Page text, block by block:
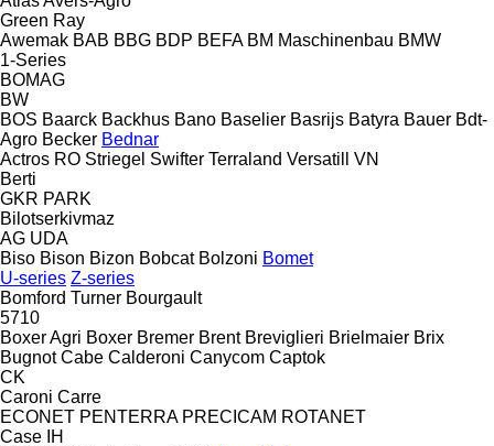
Green Ray
Awemak BAB BBG BDP BEFA BM Maschinenbau BMW
1-Series
BOMAG
BW
BOS Baarck Backhus Bano Baselier Basrijs Batyra Bauer Bdt-
Agro Becker Bednar
Actros RO Striegel Swifter Terraland Versatill VN
Berti
GKR PARK
Bilotserkivmaz
AG UDA
Biso Bison Bizon Bobcat Bolzoni Bomet
U-series Z-series
Bomford Turner Bourgault
5710
Boxer Agri Boxer Bremer Brent Breviglieri Brielmaier Brix
Bugnot Cabe Calderoni Canycom Captok
CK
Caroni Carre
ECONET PENTERRA PRECICAM ROTANET
Case IH